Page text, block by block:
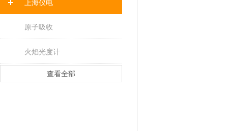
上海仪电
原子吸收
火焰光度计
查看全部